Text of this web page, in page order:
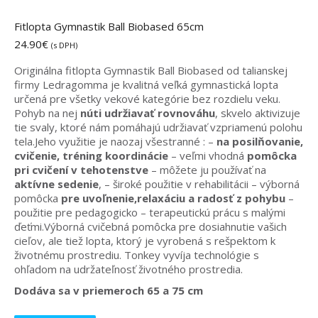
Fitlopta Gymnastik Ball Biobased 65cm
24.90€ (s DPH)
Originálna fitlopta Gymnastik Ball Biobased od talianskej
firmy Ledragomma je kvalitná veľká gymnastická lopta
určená pre všetky vekové kategórie bez rozdielu veku.
Pohyb na nej núti udržiavať rovnováhu, skvelo aktivizuje
tie svaly, ktoré nám pomáhajú udržiavať vzpriamenú polohu
tela.Jeho využitie je naozaj všestranné : – na posilňovanie,
cvičenie, tréning koordinácie – veľmi vhodná pomôcka
pri cvičení v tehotenstve – môžete ju používať na
aktívne sedenie, – široké použitie v rehabilitácii – výborná
pomôcka pre uvoľnenie,relaxáciu a radosť z pohybu –
použitie pre pedagogicko – terapeutickú prácu s malými
ďeťmi.Výborná cvičebná pomôcka pre dosiahnutie vašich
cieľov, ale tiež lopta, ktorý je vyrobená s rešpektom k
životnému prostrediu. Tonkey vyvíja technológie s
ohľadom na udržateľnosť životného prostredia.
Dodáva sa v priemeroch 65 a 75 cm